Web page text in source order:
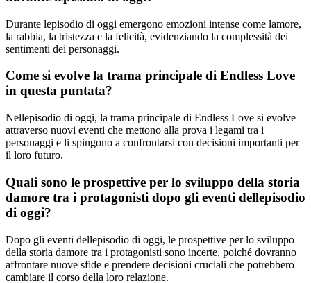
Durante lepisodio di oggi emergono emozioni intense come lamore,
la rabbia, la tristezza e la felicità, evidenziando la complessità dei
sentimenti dei personaggi.
Come si evolve la trama principale di Endless Love
in questa puntata?
Nellepisodio di oggi, la trama principale di Endless Love si evolve
attraverso nuovi eventi che mettono alla prova i legami tra i
personaggi e li spingono a confrontarsi con decisioni importanti per
il loro futuro.
Quali sono le prospettive per lo sviluppo della storia
damore tra i protagonisti dopo gli eventi dellepisodio
di oggi?
Dopo gli eventi dellepisodio di oggi, le prospettive per lo sviluppo
della storia damore tra i protagonisti sono incerte, poiché dovranno
affrontare nuove sfide e prendere decisioni cruciali che potrebbero
cambiare il corso della loro relazione.